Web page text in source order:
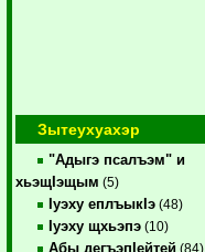
Зытеухуахэр
"Адыгэ псалъэм" и
хьэщIэщым (5)
Iуэху еплъыкIэ (48)
Iуэху щхьэпэ (10)
Абы дегъэпIейтей (84)